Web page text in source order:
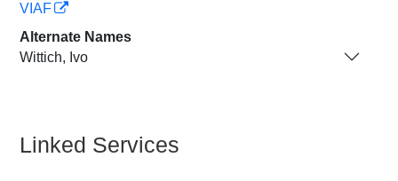
VIAF
Alternate Names
Wittich, Ivo
Linked Services